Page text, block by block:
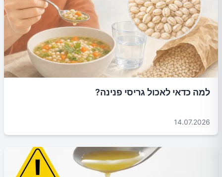
למה כדאי לאכול גריסי פנינה?
14.07.2026